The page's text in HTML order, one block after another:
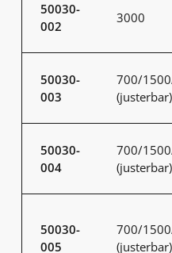
50030-
002
3000
50030-
003
700/
(justerbar)
50030-
004
700/
(justerbar)
50030-
005
700/
(justerbar)